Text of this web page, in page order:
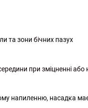
та зони бічних пазух
при зміцненні
напиленню, насадка